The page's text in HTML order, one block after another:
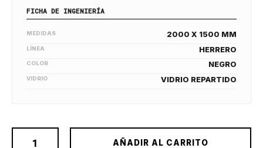
FICHA DE INGENIERÍA
MEDIDAS 2000 X 1500 MM
LÍNEA HERRERO
COLOR NEGRO
VIDRIO VIDRIO REPARTIDO
AÑADIR AL CARRITO